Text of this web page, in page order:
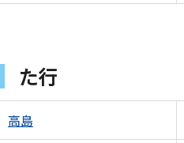
た行
高島